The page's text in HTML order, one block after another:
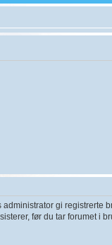
gi registrerte
før du tar forumet i